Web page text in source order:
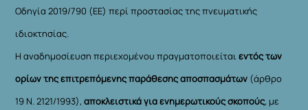
Οδηγία 2019/790 (ΕΕ) περί προστασίας της πνευματικής
ιδιοκτησίας.
Η αναδημοσίευση περιεχομένου πραγματοποιείταιεντός των
ορίων της επιτρεπόμενης παράθεσης αποσπασμάτων (άρθρο
19 Ν. 2121/1993), αποκλειστικά για ενημερωτικούς σκοπούς, με